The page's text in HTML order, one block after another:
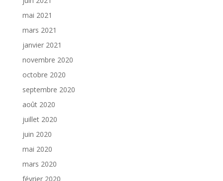
mai 2021
mars 2021
janvier 2021
novembre 2020
octobre 2020
septembre 2020
août 2020
juillet 2020
juin 2020
mai 2020
mars 2020
février 2020